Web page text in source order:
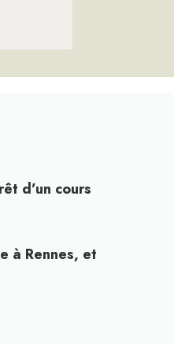
d’un cours
à Rennes, et